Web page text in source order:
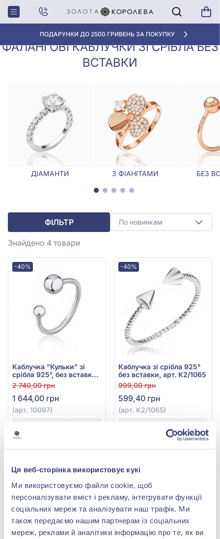
Ця веб-сторінка використовує кукі
Ми використовуємо файли cookie, щоб
персоналізувати вміст і рекламу, інтегрувати функції
соціальних мереж та аналізувати наш трафік. Ми
також передаємо нашим партнерам із соціальних
мереж, реклами й аналітики інформацію про те, як ви
ПОДАРУНКИ ДО 2500 ГРИВЕНЬ ЗА ПОКУПКУ
Головна Каблучки
Фалангові каблучки зі срібла без
вставки
ФАЛАНГОВІ КАБЛУЧКИ ЗІ СРІБЛА БЕЗ
ВСТАВКИ
ДІАМАНТИ З ФІАНІТАМИ БЕЗ
ФІЛЬТР По новинкам
Знайдено 4 товари
-40%
Каблучка "Кульки" зі
срібла 925°, без вставки,
арт. 10097
2 740,00 грн
1 644,00 грн
(арт. 10097)
-40%
Каблучка зі срібла 925°
без вставки, арт. К2/1065
999,00 грн
599,40 грн
(арт. К2/1065)